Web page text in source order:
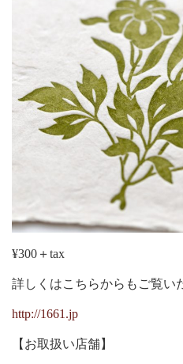
¥300＋tax
詳しくはこちらからもご覧い
http://1661.jp
【お取扱い店舗】